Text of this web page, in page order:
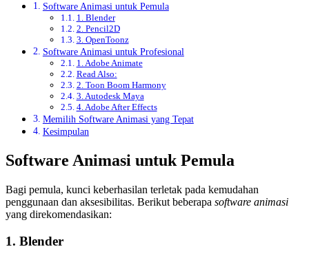
Software Animasi untuk Pemula
1. Blender
2. Pencil2D
3. OpenToonz
Software Animasi untuk Profesional
1. Adobe Animate
Read Also:
2. Toon Boom Harmony
3. Autodesk Maya
4. Adobe After Effects
Memilih Software Animasi yang Tepat
Kesimpulan
Software Animasi untuk Pemula
Bagi pemula, kunci keberhasilan terletak pada kemudahan
penggunaan dan aksesibilitas. Berikut beberapa software animasi
yang direkomendasikan:
1. Blender